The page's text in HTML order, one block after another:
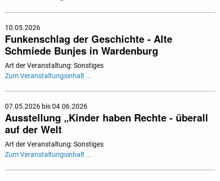
10.05.2026
Funkenschlag der Geschichte - Alte
Schmiede Bunjes in Wardenburg
Art der Veranstaltung: Sonstiges
Zum Veranstaltungsinhalt ...
07.05.2026 bis 04.06.2026
Ausstellung „Kinder haben Rechte - überall
auf der Welt
Art der Veranstaltung: Sonstiges
Zum Veranstaltungsinhalt ...